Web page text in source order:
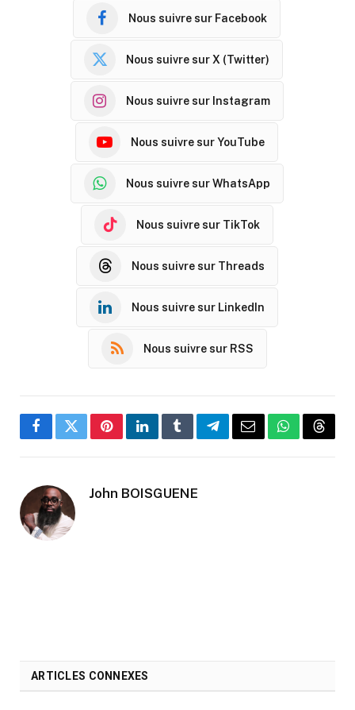
Nous suivre sur Facebook
Nous suivre sur X (Twitter)
Nous suivre sur Instagram
Nous suivre sur YouTube
Nous suivre sur WhatsApp
Nous suivre sur TikTok
Nous suivre sur Threads
Nous suivre sur LinkedIn
Nous suivre sur RSS
FacebookTwitterPinterestLinkedInTumblrTelegramEmailWhatsApp
John BOISGUENE
ARTICLES CONNEXES